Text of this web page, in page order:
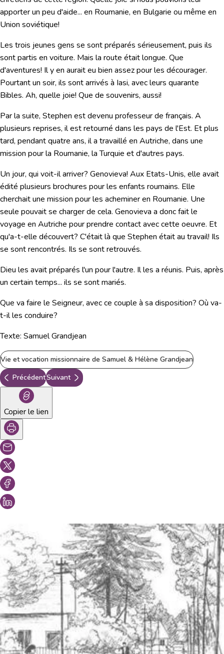
apporter un peu d'aide... en Roumanie, en Bulgarie ou même en
Union soviétique!
Les trois jeunes gens se sont préparés sérieusement, puis ils
sont partis en voiture. Mais la route était longue. Que
d'aventures! Il y en aurait eu bien assez pour les décourager.
Pourtant un soir, ils sont arrivés à Iasi, avec leurs quarante
Bibles. Ah, quelle joie! Que de souvenirs, aussi!
Par la suite, Stephen est devenu professeur de français. A
plusieurs reprises, il est retourné dans les pays de l'Est. Et plus
tard, pendant quatre ans, il a travaillé en Autriche, dans une
mission pour la Roumanie, la Turquie et d'autres pays.
Un jour, qui voit-il arriver? Genovieva! Aux Etats-Unis, elle avait
édité plusieurs brochures pour les enfants roumains. Elle
cherchait une mission pour les acheminer en Roumanie. Une
seule pouvait se charger de cela. Genovieva a donc fait le
voyage en Autriche pour prendre contact avec cette oeuvre. Et
qu'a-t-elle découvert? C'était là que Stephen était au travail! Ils
se sont rencontrés. Ils se sont retrouvés.
Dieu les avait préparés l'un pour l'autre. Il les a réunis. Puis, après
un certain temps... ils se sont mariés.
Que va faire le Seigneur, avec ce couple à sa disposition? Où va-
t-il les conduire?
Texte: Samuel Grandjean
Vie et vocation missionnaire de Samuel & Hélène Grandjean
PrécédentSuivant
Copier le lien